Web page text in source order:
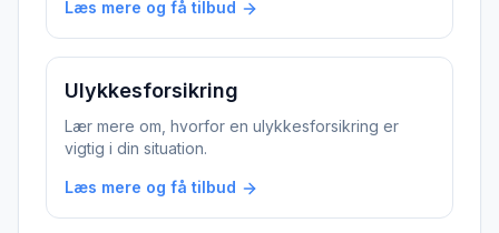
Læs mere og få tilbud
Ulykkesforsikring
Lær mere om, hvorfor en ulykkesforsikring er
vigtig i din situation.
Læs mere og få tilbud